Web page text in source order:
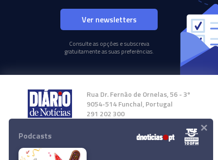
Ver newsletters
Consulte as opções e subscreva
gratuitamente as suas preferências.
Rua Dr. Fernão de Ornelas, 56 - 3º
9054-514 Funchal, Portugal
291 202 300
Instale a nossa App
Podcasts ×